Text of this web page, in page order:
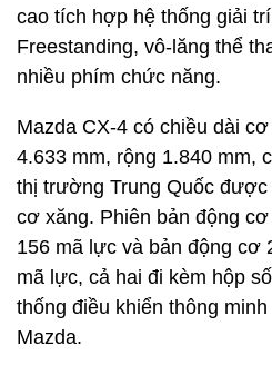
cao tích hợp hệ thống giải
Freestanding, vô-lăng thể
nhiều phím chức năng.
Mazda CX-4 có chiều dài
4.633 mm, rộng 1.840 mm,
thị trường Trung Quốc
cơ xăng. Phiên bản động
156 mã lực và bản động cơ
mã lực, cả hai đi kèm hộp
thống điều khiển thông
Mazda.